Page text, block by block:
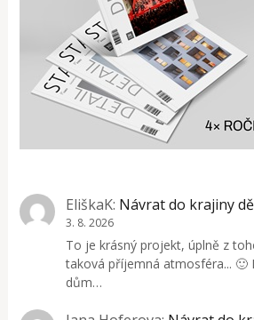
EliškaK: Návrat do krajiny
3. 8. 2026
To je krásný projekt, úplně z
taková příjemná atmosféra... 🙂
dům…